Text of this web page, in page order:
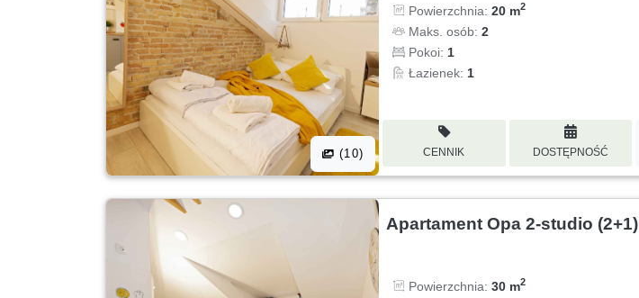
(10)
Powierzchnia:20 m2
Maks. osób:2
Pokoi: 1
Łazienek: 1
CENNIK DOSTĘPNOŚĆ
Apartament Opa 2-studio (2+1)
Powierzchnia:30 m2